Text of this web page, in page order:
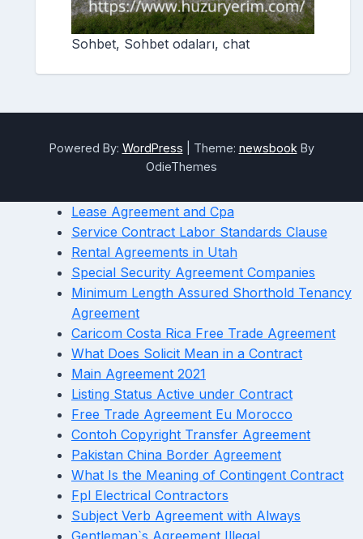
Sohbet, Sohbet odaları, chat
Powered By: WordPress Theme: newsbook By
OdieThemes
Lease Agreement and Cpa
Service Contract Labor Standards Clause
Rental Agreements in Utah
Special Security Agreement Companies
Minimum Length Assured Shorthold Tenancy
Agreement
Caricom Costa Rica Free Trade Agreement
What Does Solicit Mean in a Contract
Main Agreement 2021
Listing Status Active under Contract
Free Trade Agreement Eu Morocco
Contoh Copyright Transfer Agreement
Pakistan China Border Agreement
What Is the Meaning of Contingent Contract
Fpl Electrical Contractors
Subject Verb Agreement with Always
Gentleman`s Agreement Illegal